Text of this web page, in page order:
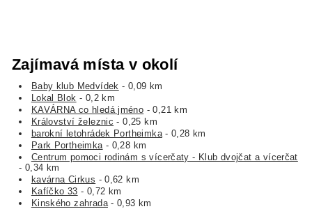
Zajímavá místa v okolí
Baby klub Medvídek - 0,09 km
Lokal Blok - 0,2 km
KAVÁRNA co hledá jméno - 0,21 km
Království železnic - 0,25 km
barokní letohrádek Portheimka- 0,28 km
Park Portheimka - 0,28 km
Centrum pomoci rodinám s vícerčaty - Klub dvojčat a vícerčat
- 0,34 km
kavárna Cirkus - 0,62 km
Kafíčko 33 - 0,72 km
Kinského zahrada- 0,93 km